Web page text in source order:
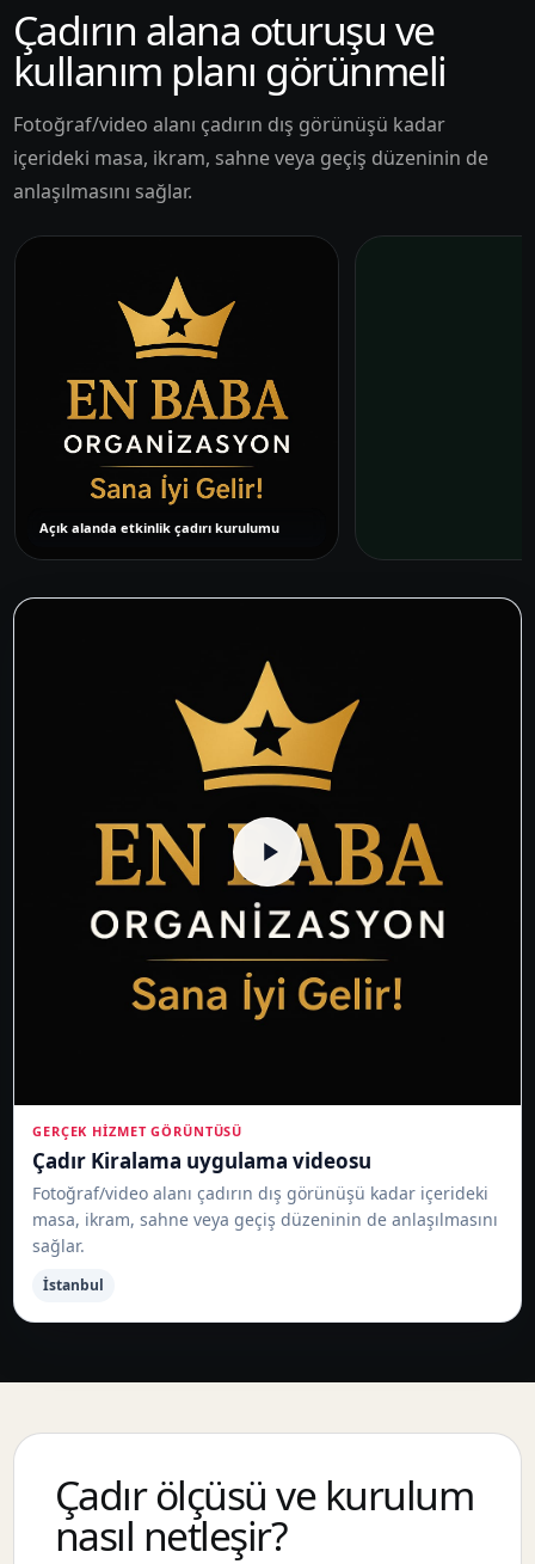
Çadırın alana oturuşu ve
kullanım planı görünmeli
Fotoğraf/video alanı çadırın dış görünüşü kadar
içerideki masa, ikram, sahne veya geçiş düzeninin de
anlaşılmasını sağlar.
Açık alanda etkinlik çadırı kurulumu
GERÇEK HIZMET GÖRÜNTÜSÜ
Çadır Kiralama uygulama videosu
Fotoğraf/video alanı çadırın dış görünüşü kadar içerideki
masa, ikram, sahne veya geçiş düzeninin de anlaşılmasını
sağlar.
İstanbul
Çadır ölçüsü ve kurulum
nasıl netleşir?